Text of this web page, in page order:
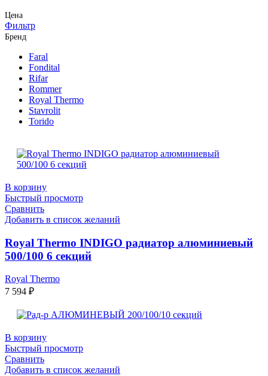
Цена
Фильтр
Бренд
Faral
Fondital
Rifar
Rommer
Royal Thermo
Stavrolit
Torido
В корзину
Быстрый просмотр
Сравнить
Добавить в список желаний
Royal Thermo INDIGO радиатор алюминиевый
500/100 6 секций
Royal Thermo
7 594 ₽
В корзину
Быстрый просмотр
Сравнить
Добавить в список желаний